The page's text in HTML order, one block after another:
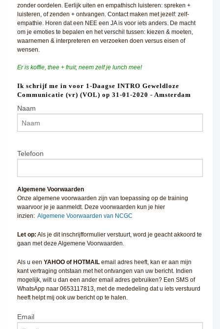
zonder oordelen. Eerlijk uiten en empathisch luisteren: spreken +
luisteren, of zenden + ontvangen. Contact maken met jezelf: zelf-
empathie. Horen dat een NEE een JA is voor iets anders. De macht
om je emoties te bepalen en het verschil tussen: kiezen & moeten,
waarnemen & interpreteren en verzoeken doen versus eisen of
wensen.
Er is koffie, thee + fruit; neem zelf je lunch mee!
Ik schrijf me in voor 1-Daagse INTRO Geweldloze
Communicatie (vr) (VOL) op 31-01-2020 - Amsterdam
Naam
Telefoon
Algemene Voorwaarden
Onze algemene voorwaarden zijn van toepassing op de training
waarvoor je je aanmeldt. Deze voorwaarden kun je hier
inzien: Algemene Voorwaarden van NCGC
Let op: Als je dit inschrijfformulier verstuurt, word je geacht akkoord te
gaan met deze Algemene Voorwaarden.
Als u een YAHOO of HOTMAIL email adres heeft, kan er aan mijn
kant vertraging ontstaan met het ontvangen van uw bericht. Indien
mogelijk, wilt u dan een ander email adres gebruiken? Een SMS of
WhatsApp naar 0653117813, met de mededeling dat u iets verstuurd
heeft helpt mij ook uw bericht op te halen.
Email